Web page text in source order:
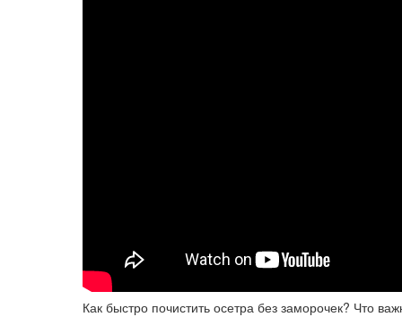
Как быстро почистить осетра без заморочек? Что